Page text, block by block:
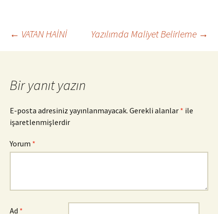
Yazı
← VATAN HAİNİ Yazılımda Maliyet Belirleme →
Bir yanıt yazın
E-posta adresiniz yayınlanmayacak. Gerekli alanlar * ile
işaretlenmişlerdir
Yorum *
Ad *